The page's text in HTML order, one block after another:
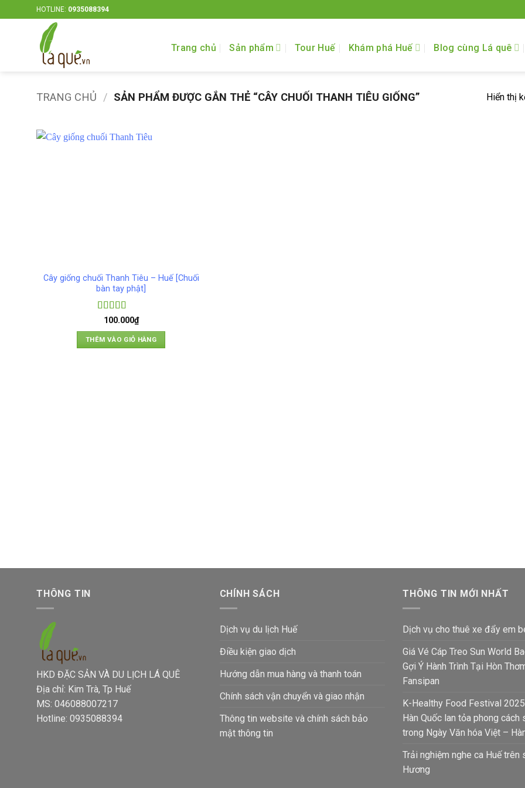
qua
HOTLINE: 0935088394
Trang chủ Sản phẩm Tour Huế Khám phá Huế Blog cùng Lá quê
TRANG CHỦ / SẢN PHẨM ĐƯỢC GẮN THẺ “CÂY CHUỐI THANH TIÊU GIỐNG” Hiển thị
Cây giống chuối Thanh Tiêu – Huế [Chuối
bàn tay phật]
Được xếp
sao
100.000₫
THÊM VÀO GIỎ HÀNG
THÔNG TIN
HKD ĐẶC SẢN VÀ DU LỊCH LÁ QUÊ
Địa chỉ: Kim Trà, Tp Huế
MS: 046088007217
Hotline: 0935088394
CHÍNH SÁCH
Dịch vụ du lịch Huế
Điều kiện giao dịch
Hướng dẫn mua hàng và thanh toán
Chính sách vận chuyển và giao nhận
Thông tin website và chính sách bảo
mật thông tin
THÔNG TIN MỚI NHẤT
Dịch vụ cho thuê xe đẩy em
Giá Vé Cáp Treo Sun World
Gợi Ý Hành Trình Tại Hòn
Fansipan
K-Healthy Food Festival
Hàn Quốc lan tỏa phong cách
trong Ngày Văn hóa Việt –
Trải nghiệm nghe ca Huế trên
Hương